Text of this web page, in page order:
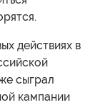
действиях в
сыграл
кампании